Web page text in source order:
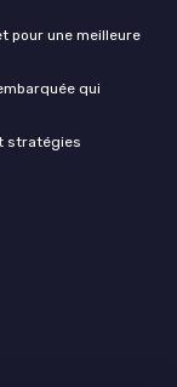
pour une meilleure
qui
stratégies